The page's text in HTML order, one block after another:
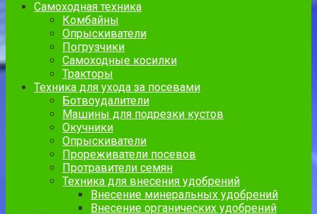
Самоходная техника
Комбайны
Опрыскиватели
Погрузчики
Самоходные косилки
Тракторы
Техника для ухода за посевами
Ботвоудалители
Машины для подрезки кустов
Окучники
Опрыскиватели
Прореживатели посевов
Протравители семян
Техника для внесения удобрений
Внесение минеральных удобрений
Внесение органических удобрений